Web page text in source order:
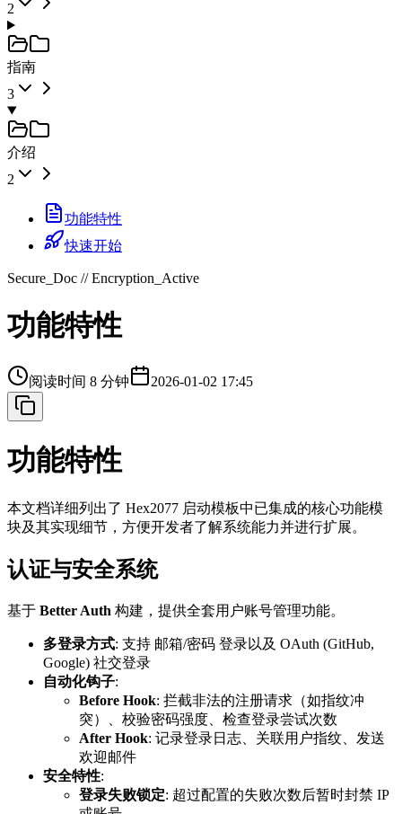
2
指南
3
介绍
2
功能特性
快速开始
Secure_Doc // Encryption_Active
功能特性
阅读时间 8 分钟 2026-01-02 17:45
功能特性
本文档详细列出了 Hex2077 启动模板中已集成的核心功能模
块及其实现细节，方便开发者了解系统能力并进行扩展。
认证与安全系统
基于 Better Auth 构建，提供全套用户账号管理功能。
多登录方式: 支持 邮箱/密码 登录以及 OAuth (GitHub,
Google) 社交登录
自动化钩子:
Before Hook: 拦截非法的注册请求（如指纹冲
突）、校验密码强度、检查登录尝试次数
After Hook: 记录登录日志、关联用户指纹、发送
欢迎邮件
安全特性:
登录失败锁定: 超过配置的失败次数后暂时封禁 IP